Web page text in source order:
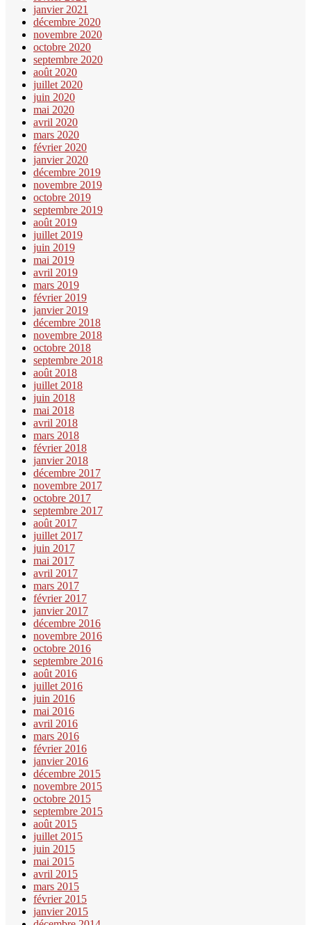
janvier 2021
décembre 2020
novembre 2020
octobre 2020
septembre 2020
août 2020
juillet 2020
juin 2020
mai 2020
avril 2020
mars 2020
février 2020
janvier 2020
décembre 2019
novembre 2019
octobre 2019
septembre 2019
août 2019
juillet 2019
juin 2019
mai 2019
avril 2019
mars 2019
février 2019
janvier 2019
décembre 2018
novembre 2018
octobre 2018
septembre 2018
août 2018
juillet 2018
juin 2018
mai 2018
avril 2018
mars 2018
février 2018
janvier 2018
décembre 2017
novembre 2017
octobre 2017
septembre 2017
août 2017
juillet 2017
juin 2017
mai 2017
avril 2017
mars 2017
février 2017
janvier 2017
décembre 2016
novembre 2016
octobre 2016
septembre 2016
août 2016
juillet 2016
juin 2016
mai 2016
avril 2016
mars 2016
février 2016
janvier 2016
décembre 2015
novembre 2015
octobre 2015
septembre 2015
août 2015
juillet 2015
juin 2015
mai 2015
avril 2015
mars 2015
février 2015
janvier 2015